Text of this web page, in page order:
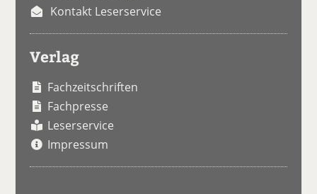
Kontakt Leserservice
Verlag
Fachzeitschriften
Fachpresse
Leserservice
Impressum